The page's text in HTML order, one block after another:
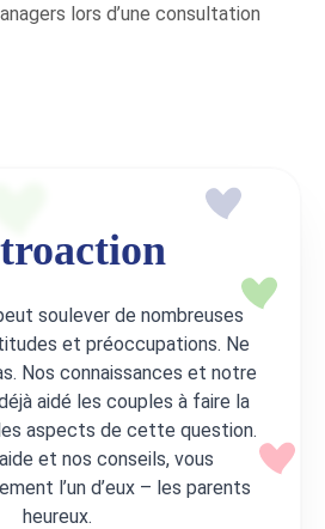
lors d’une consultation
soulever de nombreuses
et préoccupations. Ne
Nos connaissances et notre
aidé les couples à faire la
aspects de cette question.
et nos conseils, vous
l’un d’eux – les parents
heureux.